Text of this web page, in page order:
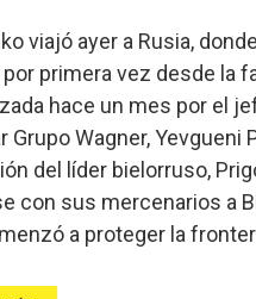
viajó ayer a Rusia,
primera vez desde la
hace un mes por el
Grupo Wagner, Yevgueni
del líder bielorruso,
con sus mercenarios a
a proteger la